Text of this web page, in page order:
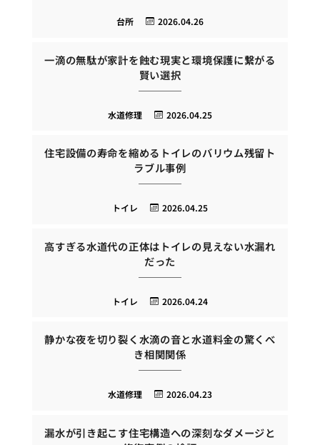
2026.04.26
台所
一滴の無駄が家計を蝕む現実と環境保護に繋がる
賢い選択
2026.04.25
水道修理
住宅設備の寿命を縮めるトイレのバリウム残留ト
ラブル事例
2026.04.25
トイレ
高すぎる水道代の正体はトイレの見えない水漏れ
だった
2026.04.24
トイレ
静かな夜を切り裂く水滴の音と水道料金の驚くべ
き相関関係
2026.04.23
水道修理
漏水が引き起こす住宅構造への深刻なダメージと